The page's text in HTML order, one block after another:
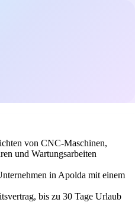
von CNC-Maschinen,
und Wartungsarbeiten
in Apolda mit einem
bis zu 30 Tage Urlaub